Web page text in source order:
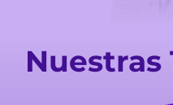
Nuestras